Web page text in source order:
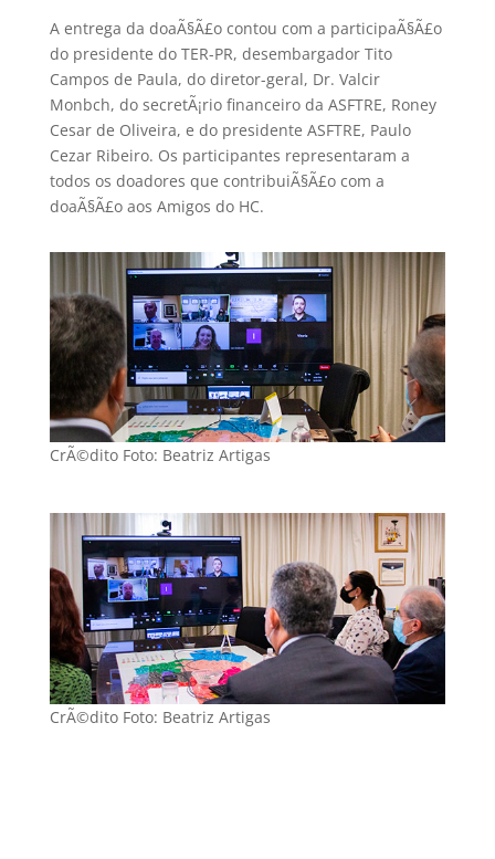
A entrega da doaÃ§Ã£o contou com a participaÃ§Ã£o
do presidente do TER-PR, desembargador Tito
Campos de Paula, do diretor-geral, Dr. Valcir
Monbch, do secretÃ¡rio financeiro da ASFTRE, Roney
Cesar de Oliveira, e do presidente ASFTRE, Paulo
Cezar Ribeiro. Os participantes representaram a
todos os doadores que contribuiÃ§Ã£o com a
doaÃ§Ã£o aos Amigos do HC.
CrÃ©dito Foto: Beatriz Artigas
CrÃ©dito Foto: Beatriz Artigas